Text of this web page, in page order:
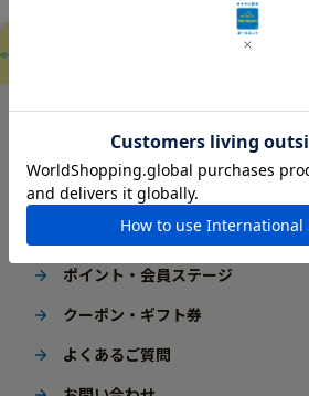
ご利用ガイド
はじめてご利用の方へ
配送・送料
ギフト包装
ポイント・会員ステージ
クーポン・ギフト券
よくあるご質問